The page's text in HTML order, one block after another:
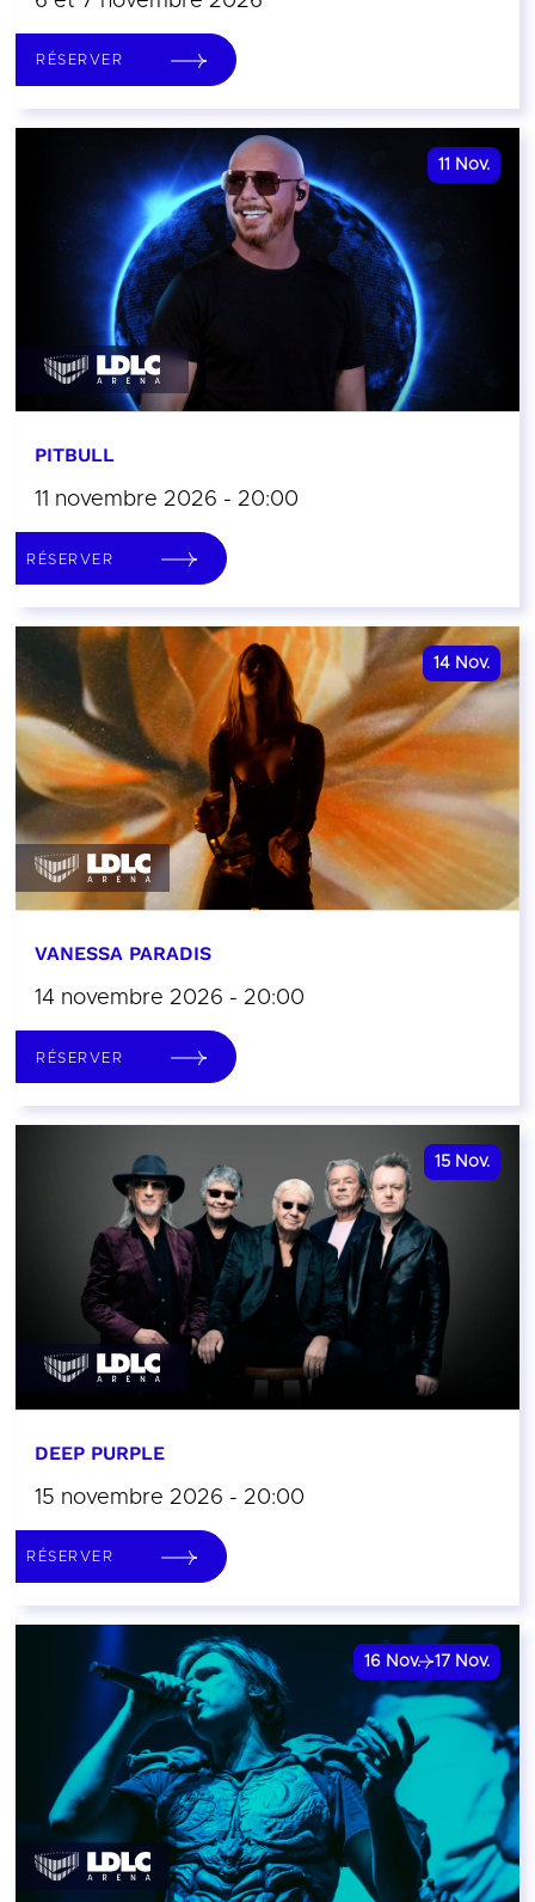
RÉSERVER
11 Nov.
PITBULL
11 novembre 2026 - 20:00
RÉSERVER
14 Nov.
VANESSA PARADIS
14 novembre 2026 - 20:00
RÉSERVER
15 Nov.
DEEP PURPLE
15 novembre 2026 - 20:00
RÉSERVER
16 Nov. 17 Nov.